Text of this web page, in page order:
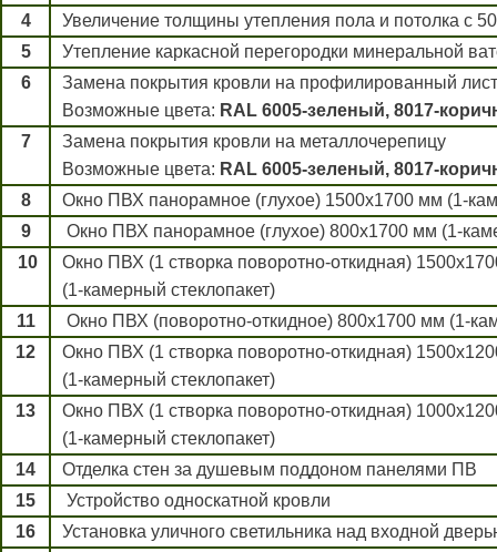
4
Увеличение толщины утепления пола и потолка с
5
Утепление каркасной перегородки минеральной
6
Замена покрытия кровли на профилированный
Возможные цвета: RAL 6005-зеленый, 8017-
7
Замена покрытия кровли на металлочерепицу
Возможные цвета: RAL 6005-зеленый, 8017-
8
Окно ПВХ панорамное (глухое) 1500х1700 мм (1-
9
Окно ПВХ панорамное (глухое) 800х1700 мм (1-
10
Окно ПВХ (1 створка поворотно-откидная)
(1-камерный стеклопакет)
11
Окно ПВХ (поворотно-откидное) 800х1700 мм (1-
12
Окно ПВХ (1 створка поворотно-откидная)
(1-камерный стеклопакет)
13
Окно ПВХ (1 створка поворотно-откидная)
(1-камерный стеклопакет)
14
Отделка стен за душевым поддоном панелями ПВ
15
Устройство односкатной кровли
16
Установка уличного светильника над входной